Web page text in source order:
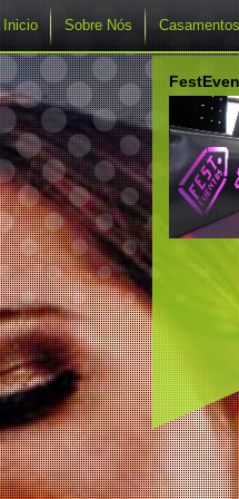
Inicio Sobre Nós Casamentos